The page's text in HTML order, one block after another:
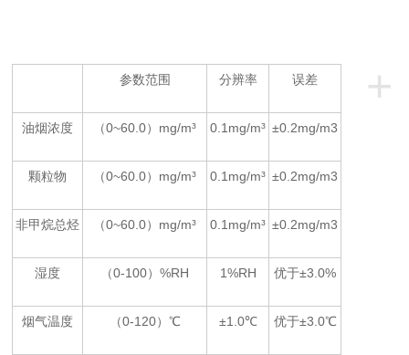
+
参数范围 分辨率 误差
油烟浓度 （0~60.0）mg/m³ 0.1mg/m³ ±0.2mg/m3
颗粒物 （0~60.0）mg/m³ 0.1mg/m³ ±0.2mg/m3
非甲烷总烃 （0~60.0）mg/m³ 0.1mg/m³ ±0.2mg/m3
湿度 （0-100）%RH 1%RH 优于±3 .0%
烟气温度 （0-120）℃ ±1.0℃ 优于±3.0℃